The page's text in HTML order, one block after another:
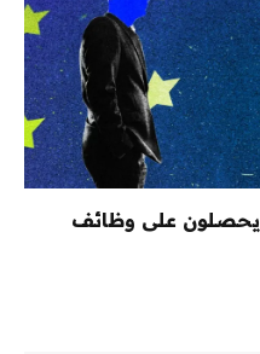
قدامى المحاربين في DOGE يحصلون على وظائف